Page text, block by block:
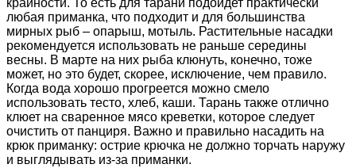
крайности. То есть для тарани подойдет практически
любая приманка, что подходит и для большинства
мирных рыб – опарыш, мотыль. Растительные насадки
рекомендуется использовать не раньше середины
весны. В марте на них рыба клюнуть, конечно, тоже
может, но это будет, скорее, исключение, чем правило.
Когда вода хорошо прогреется можно смело
использовать тесто, хлеб, каши. Тарань также отлично
клюет на сваренное мясо креветки, которое следует
очистить от панциря. Важно и правильно насадить на
крюк приманку: острие крючка не должно торчать наружу
и выглядывать из-за приманки.